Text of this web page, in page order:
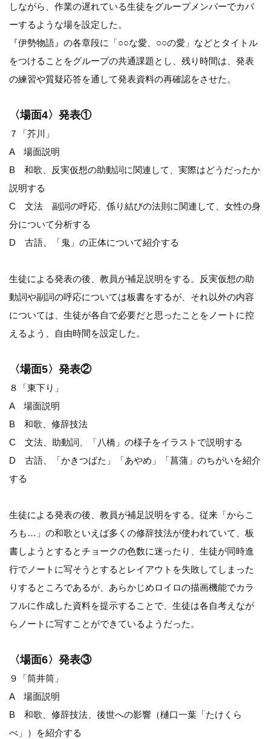
しながら、作業の遅れている生徒をグループメンバーでカバ
ーするような場を設定した。
『伊勢物語』の各章段に「○○な愛、○○の愛」などとタイトル
をつけることをグループの共通課題とし、残り時間は、発表
の練習や質疑応答を通して発表資料の再確認をさせた。
〈場面4〉発表①
７「芥川」
A 場面説明
B 和歌、反実仮想の助動詞に関連して、実際はどうだったか
説明する
C 文法 副詞の呼応、係り結びの法則に関連して、女性の身
分について分析する
D 古語、「鬼」の正体について紹介する
生徒による発表の後、教員が補足説明をする。反実仮想の助
動詞や副詞の呼応については板書をするが、それ以外の内容
については、生徒が各自で必要だと思ったことをノートに控
えるよう、自由時間を設定した。
〈場面5〉発表②
８「東下り」
A 場面説明
B 和歌、修辞技法
C 文法、助動詞、「八橋」の様子をイラストで説明する
D 古語、「かきつばた」「あやめ」「菖蒲」のちがいを紹介
する
生徒による発表の後、教員が補足説明をする。従来「からこ
ろも…」の和歌といえば多くの修辞技法が使われていて、板
書しようとするとチョークの色数に迷ったり、生徒が同時進
行でノートに写そうとするとレイアウトを失敗してしまった
りするところであるが、あらかじめロイロの描画機能でカラ
フルに作成した資料を提示することで、生徒は各自考えなが
らノートに写すことができているようだった。
〈場面6〉発表③
９「筒井筒」
A 場面説明
B 和歌、修辞技法、後世への影響（樋口一葉「たけくら
べ」）を紹介する